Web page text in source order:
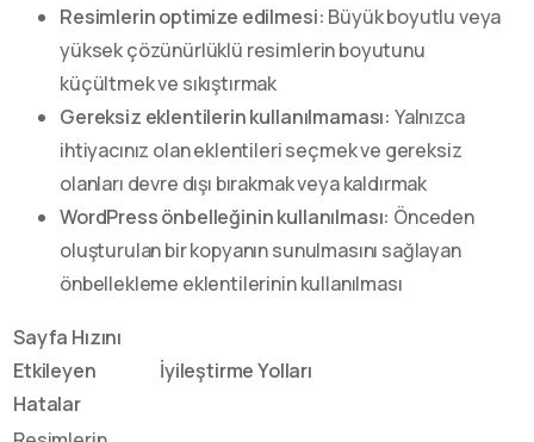
Resimlerin optimize edilmesi: Büyük boyutlu veya
yüksek çözünürlüklü resimlerin boyutunu
küçültmek ve sıkıştırmak
Gereksiz eklentilerin kullanılmaması: Yalnızca
ihtiyacınız olan eklentileri seçmek ve gereksiz
olanları devre dışı bırakmak veya kaldırmak
WordPress önbelleğinin kullanılması: Önceden
oluşturulan bir kopyanın sunulmasını sağlayan
önbellekleme eklentilerinin kullanılması
Sayfa Hızını
Etkileyen
Hatalar
İyileştirme Yolları